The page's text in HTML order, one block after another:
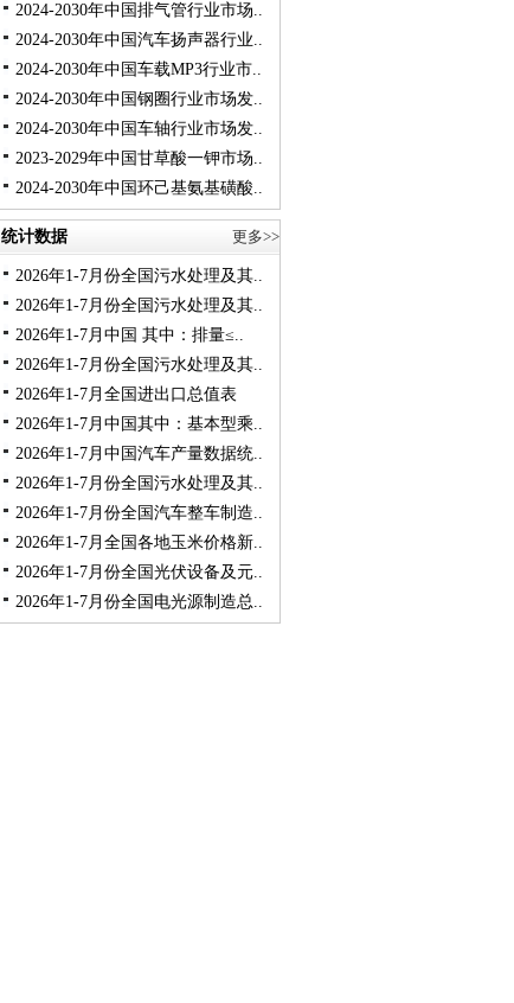
2024-2030年中国排气管行业市场..
2024-2030年中国汽车扬声器行业..
2024-2030年中国车载MP3行业市..
2024-2030年中国钢圈行业市场发..
2024-2030年中国车轴行业市场发..
2023-2029年中国甘草酸一钾市场..
2024-2030年中国环己基氨基磺酸..
统计数据 更多>>
2026年1-7月份全国污水处理及其..
2026年1-7月份全国污水处理及其..
2026年1-7月中国 其中：排量≤..
2026年1-7月份全国污水处理及其..
2026年1-7月全国进出口总值表
2026年1-7月中国其中：基本型乘..
2026年1-7月中国汽车产量数据统..
2026年1-7月份全国污水处理及其..
2026年1-7月份全国汽车整车制造..
2026年1-7月全国各地玉米价格新..
2026年1-7月份全国光伏设备及元..
2026年1-7月份全国电光源制造总..